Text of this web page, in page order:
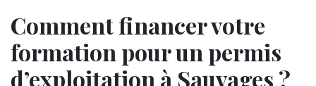
Comment financer votre
formation pour un permis
d’exploitation à Sauvages ?